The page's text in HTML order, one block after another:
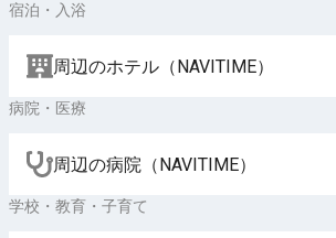
宿泊・入浴
周辺のホテル（NAVITIME）
病院・医療
周辺の病院（NAVITIME）
学校・教育・子育て